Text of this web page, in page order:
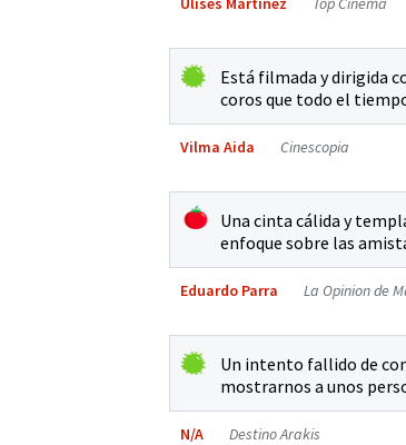
Está filmada y dirigida
coros que todo el
Vilma Aida Cinescopia
Una cinta cálida y
enfoque sobre las
Eduardo Parra La Opinion de
Un intento fallido de
mostrarnos a unos
N/A Destino Arakis